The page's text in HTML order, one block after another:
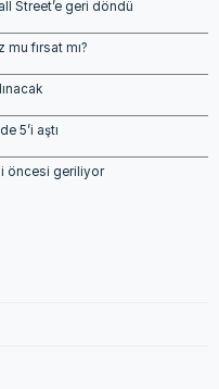
Street’e geri döndü
fırsat mı?
5’i aştı
öncesi geriliyor